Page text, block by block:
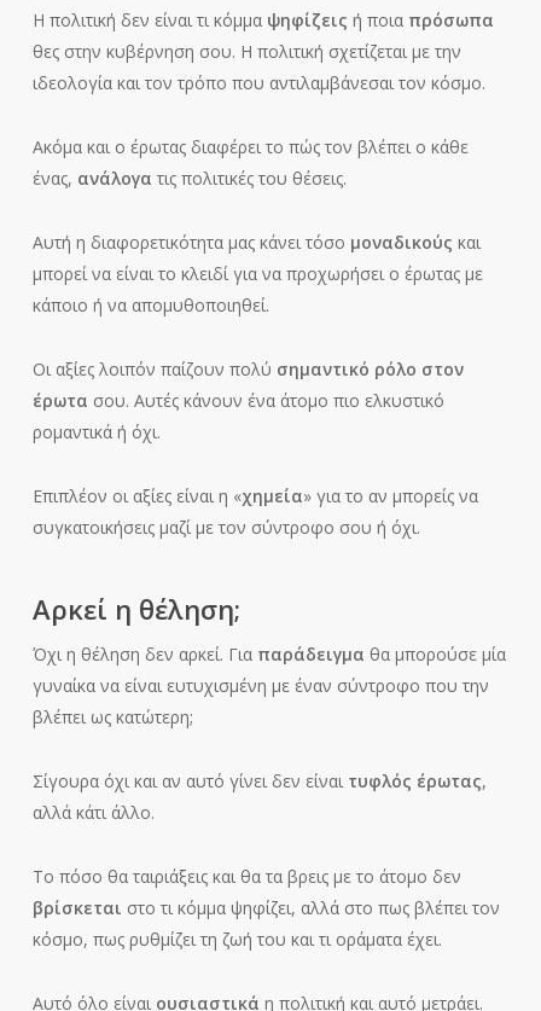
Η πολιτική δεν είναι τι κόμμα ψηφίζεις ή ποια πρόσωπα
θες στην κυβέρνηση σου. Η πολιτική σχετίζεται με την
ιδεολογία και τον τρόπο που αντιλαμβάνεσαι τον κόσμο.
Ακόμα και ο έρωτας διαφέρει το πώς τον βλέπει ο κάθε
ένας, ανάλογα τις πολιτικές του θέσεις.
Αυτή η διαφορετικότητα μας κάνει τόσο μοναδικούς και
μπορεί να είναι το κλειδί για να προχωρήσει ο έρωτας με
κάποιο ή να απομυθοποιηθεί.
Οι αξίες λοιπόν παίζουν πολύ σημαντικό ρόλο στον
έρωτα σου. Αυτές κάνουν ένα άτομο πιο ελκυστικό
ρομαντικά ή όχι.
Επιπλέον οι αξίες είναι η «χημεία» για το αν μπορείς να
συγκατοικήσεις μαζί με τον σύντροφο σου ή όχι.
Αρκεί η θέληση;
Όχι η θέληση δεν αρκεί. Για παράδειγμα θα μπορούσε μία
γυναίκα να είναι ευτυχισμένη με έναν σύντροφο που την
βλέπει ως κατώτερη;
Σίγουρα όχι και αν αυτό γίνει δεν είναι τυφλός έρωτας,
αλλά κάτι άλλο.
Το πόσο θα ταιριάξεις και θα τα βρεις με το άτομο δεν
βρίσκεται στο τι κόμμα ψηφίζει, αλλά στο πως βλέπει τον
κόσμο, πως ρυθμίζει τη ζωή του και τι οράματα έχει.
Αυτό όλο είναι ουσιαστικά η πολιτική και αυτό μετράει.